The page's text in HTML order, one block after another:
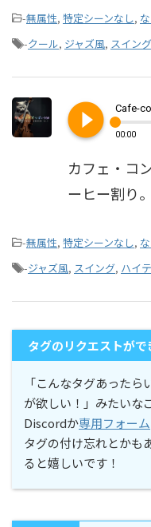
-無属性, 特定シーンなし,
-クール, ジャズ風, スイング
play_circle_filled Cafe-
00:00
カフェ・コ
ーヒー割り
-無属性, 特定シーンなし,
-ジャズ風, スイング, ハイ
タグのリクエストがで
「こんなタグあった
が欲しい！」みたいな
Discordか専用フォーム
タグの付け忘れとかも
ると嬉しいです！